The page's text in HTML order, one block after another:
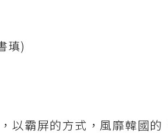
瑱)
以霸屏的方式，風靡韓國